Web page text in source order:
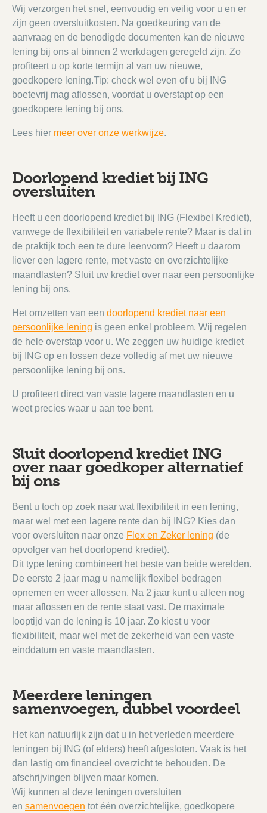
Wij verzorgen het snel, eenvoudig en veilig voor u en er
zijn geen oversluitkosten. Na goedkeuring van de
aanvraag en de benodigde documenten kan de nieuwe
lening bij ons al binnen 2 werkdagen geregeld zijn. Zo
profiteert u op korte termijn al van uw nieuwe,
goedkopere lening.Tip: check wel even of u bij ING
boetevrij mag aflossen, voordat u overstapt op een
goedkopere lening bij ons.
Lees hier meer over onze werkwijze.
Doorlopend krediet bij ING
oversluiten
Heeft u een doorlopend krediet bij ING (Flexibel Krediet),
vanwege de flexibiliteit en variabele rente? Maar is dat in
de praktijk toch een te dure leenvorm? Heeft u daarom
liever een lagere rente, met vaste en overzichtelijke
maandlasten? Sluit uw krediet over naar een persoonlijke
lening bij ons.
Het omzetten van een doorlopend krediet naar een
persoonlijke lening is geen enkel probleem. Wij regelen
de hele overstap voor u. We zeggen uw huidige krediet
bij ING op en lossen deze volledig af met uw nieuwe
persoonlijke lening bij ons.
U profiteert direct van vaste lagere maandlasten en u
weet precies waar u aan toe bent.
Sluit doorlopend krediet ING
over naar goedkoper alternatief
bij ons
Bent u toch op zoek naar wat flexibiliteit in een lening,
maar wel met een lagere rente dan bij ING? Kies dan
voor oversluiten naar onze Flex en Zeker lening (de
opvolger van het doorlopend krediet).
Dit type lening combineert het beste van beide werelden.
De eerste 2 jaar mag u namelijk flexibel bedragen
opnemen en weer aflossen. Na 2 jaar kunt u alleen nog
maar aflossen en de rente staat vast. De maximale
looptijd van de lening is 10 jaar. Zo kiest u voor
flexibiliteit, maar wel met de zekerheid van een vaste
einddatum en vaste maandlasten.
Meerdere leningen
samenvoegen, dubbel voordeel
Het kan natuurlijk zijn dat u in het verleden meerdere
leningen bij ING (of elders) heeft afgesloten. Vaak is het
dan lastig om financieel overzicht te behouden. De
afschrijvingen blijven maar komen.
Wij kunnen al deze leningen oversluiten
en samenvoegen tot één overzichtelijke, goedkopere